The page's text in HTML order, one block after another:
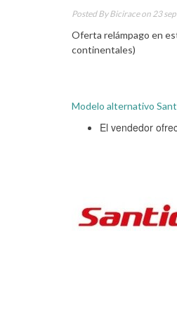
Posted ByBiciraceon 23
Oferta relámpago en
continentales)
Modelo alternativo
El vendedor